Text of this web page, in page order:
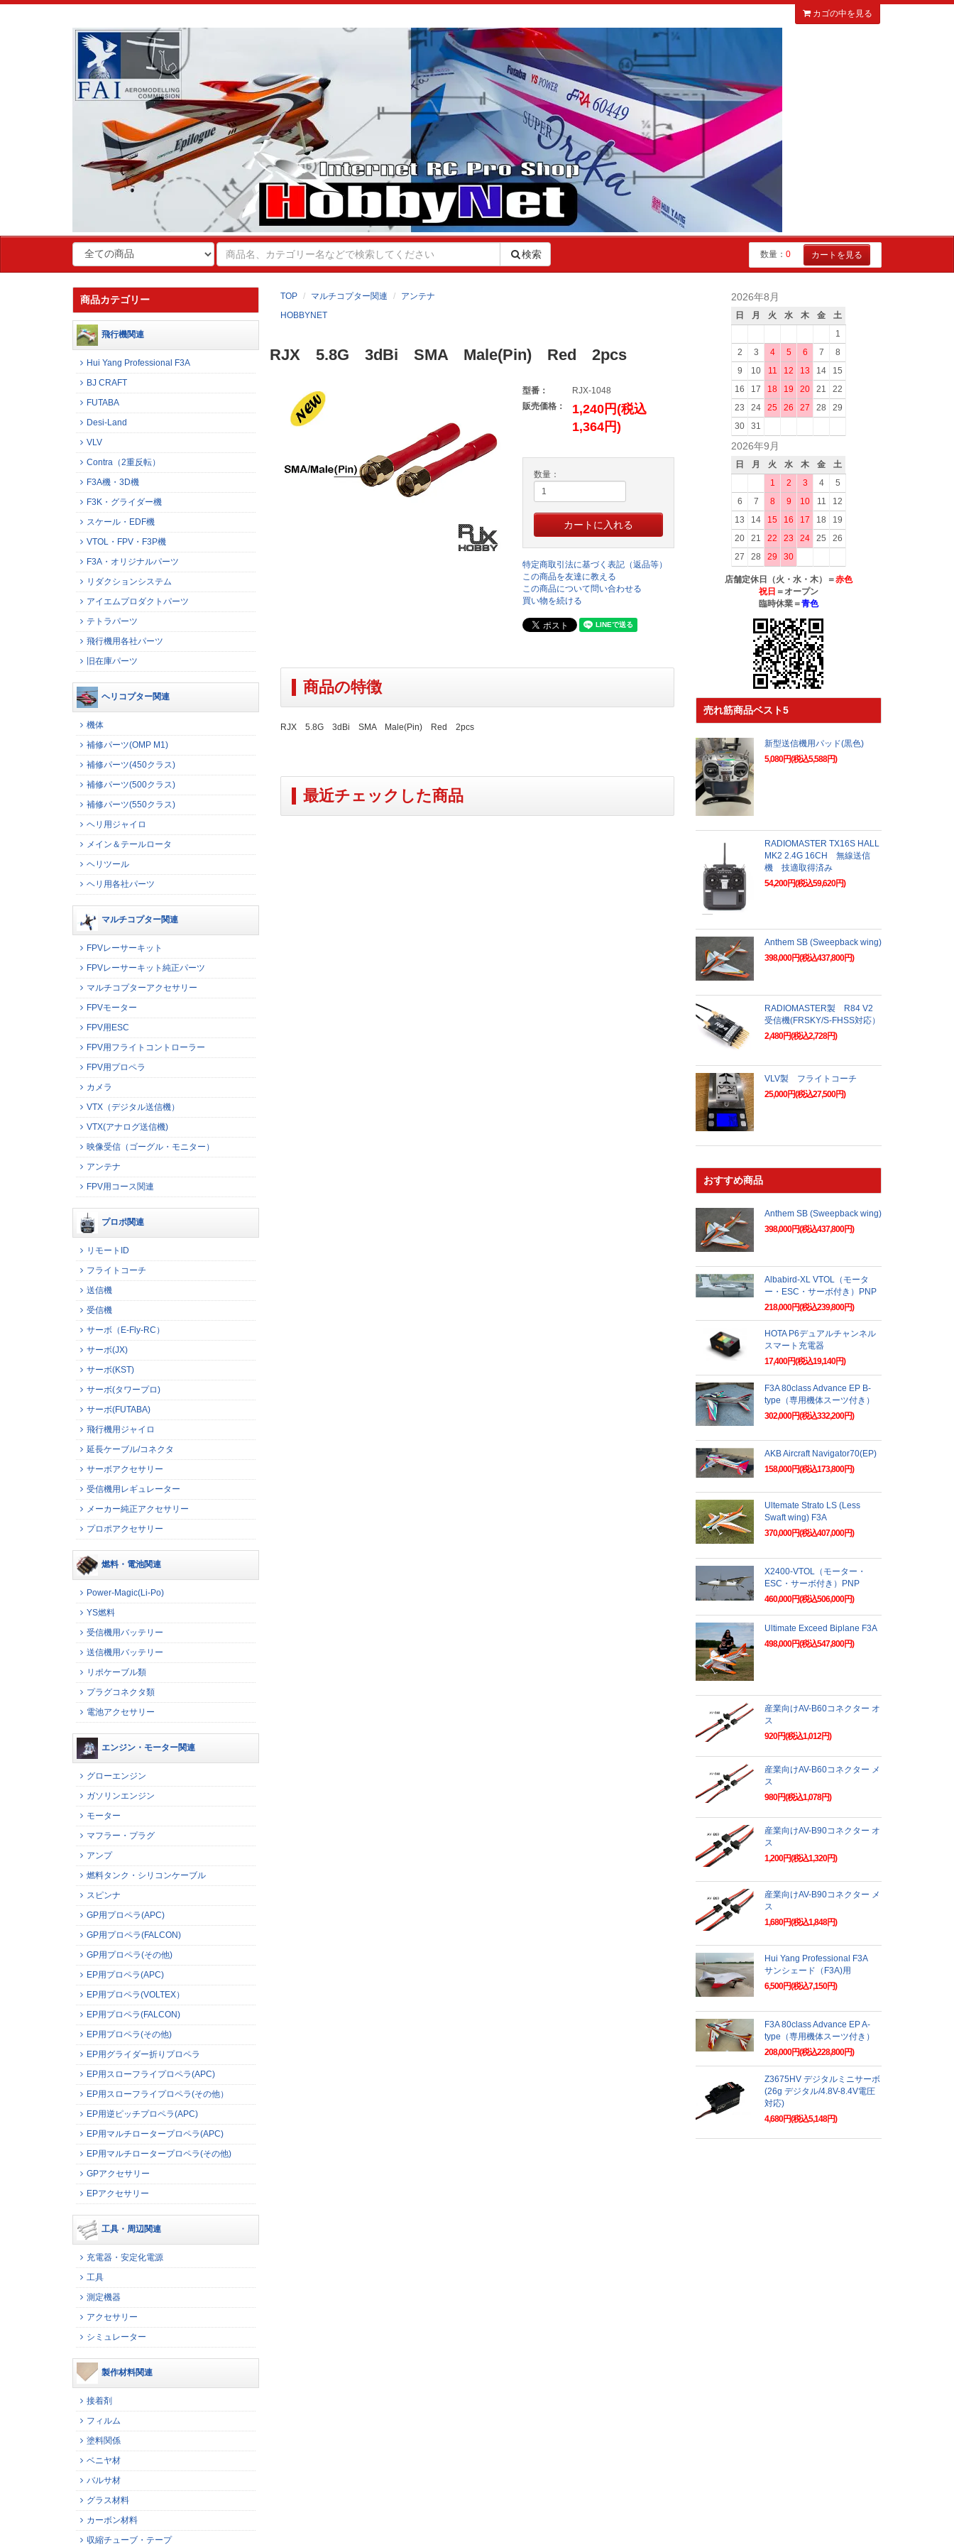
カゴの中を見る
検索 数量： 0 カートを見る
TOP マルチコプター関連
アンテナ
HOBBYNET
RJX 5.8G 3dBi SMA Male(Pin) Red 2pcs
型番：
RJX-1048
販売価格：
1,240円(税込
1,364円)
数量：
特定商取引法に基づく表記（返品等）
この商品を友達に教える
この商品について問い合わせる
買い物を続ける
商品の特徴
RJX 5.8G 3dBi SMA Male(Pin) Red 2pcs
最近チェックした商品
商品カテゴリー
飛行機関連
Hui Yang Professional F3A
BJ CRAFT
FUTABA
Desi-Land
VLV
Contra（2重反転）
F3A機・3D機
F3K・グライダー機
スケール・EDF機
VTOL・FPV・F3P機
F3A・オリジナルパーツ
リダクションシステム
アイエムプロダクトパーツ
テトラパーツ
飛行機用各社パーツ
旧在庫パーツ
ヘリコプター関連
機体
補修パーツ(OMP M1)
補修パーツ(450クラス)
補修パーツ(500クラス)
補修パーツ(550クラス)
ヘリ用ジャイロ
メイン＆テールロータ
ヘリツール
ヘリ用各社パーツ
マルチコプター関連
FPVレーサーキット
FPVレーサーキット純正パーツ
マルチコプターアクセサリー
FPVモーター
FPV用ESC
FPV用フライトコントローラー
FPV用プロペラ
カメラ
VTX（デジタル送信機）
VTX(アナログ送信機)
映像受信（ゴーグル・モニター）
アンテナ
FPV用コース関連
プロポ関連
リモートID
フライトコーチ
送信機
受信機
サーボ（E-Fly-RC）
サーボ(JX)
サーボ(KST)
サーボ(タワープロ)
サーボ(FUTABA)
飛行機用ジャイロ
延長ケーブル/コネクタ
サーボアクセサリー
受信機用レギュレーター
メーカー純正アクセサリー
プロポアクセサリー
燃料・電池関連
Power-Magic(Li-Po)
YS燃料
受信機用バッテリー
送信機用バッテリー
リポケーブル類
プラグコネクタ類
電池アクセサリー
エンジン・モーター関連
グローエンジン
ガソリンエンジン
モーター
マフラー・プラグ
アンプ
燃料タンク・シリコンケーブル
スピンナ
GP用プロペラ(APC)
GP用プロペラ(FALCON)
GP用プロペラ(その他)
EP用プロペラ(APC)
EP用プロペラ(VOLTEX）
EP用プロペラ(FALCON)
EP用プロペラ(その他)
EP用グライダー折りプロペラ
EP用スローフライプロペラ(APC)
EP用スローフライプロペラ(その他）
EP用逆ピッチプロペラ(APC)
EP用マルチロータープロペラ(APC)
EP用マルチロータープロペラ(その他)
GPアクセサリー
EPアクセサリー
工具・周辺関連
充電器・安定化電源
工具
測定機器
アクセサリー
シミュレーター
製作材料関連
接着剤
フィルム
塗料関係
ベニヤ材
バルサ材
グラス材料
カーボン材料
収縮チューブ・テープ
2026年8月
日 月 火 水 木 金
土
1
2
3 4 5 6 7
8
9
10 11 12 13 14
15
16
17 18 19 20 21
22
23
24 25 26 27 28
29
30
31
2026年9月
日 月 火 水 木 金
土
1
2 3 4
5
6
7 8 9 10 11
12
13
14 15 16 17 18
19
20
21 22 23 24 25
26
27
28 29 30
店舗定休日（火・水・木）＝赤色
祝日 ＝オープン
臨時休業＝青色
売れ筋商品ベスト5
新型送信機用パッド(黒色)
5,080円(税込5,588円)
RADIOMASTER TX16S HALL
MK2 2.4G 16CH 無線送信
機 技適取得済み
54,200円(税込59,620円)
Anthem SB (Sweepback wing)
398,000円(税込437,800円)
RADIOMASTER製 R84 V2
受信機(FRSKY/S-FHSS対応）
2,480円(税込2,728円)
VLV製 フライトコーチ
25,000円(税込27,500円)
おすすめ商品
Anthem SB (Sweepback wing)
398,000円(税込437,800円)
Albabird-XL VTOL（モータ
ー・ESC・サーボ付き）PNP
218,000円(税込239,800円)
HOTA P6デュアルチャンネル
スマート充電器
17,400円(税込19,140円)
F3A 80class Advance EP B-
type（専用機体スーツ付き）
302,000円(税込332,200円)
AKB Aircraft Navigator70(EP)
158,000円(税込173,800円)
Ultemate Strato LS (Less
Swaft wing) F3A
370,000円(税込407,000円)
X2400-VTOL（モーター・
ESC・サーボ付き）PNP
460,000円(税込506,000円)
Ultimate Exceed Biplane F3A
498,000円(税込547,800円)
産業向けAV-B60コネクター オ
ス
920円(税込1,012円)
産業向けAV-B60コネクター メ
ス
980円(税込1,078円)
産業向けAV-B90コネクター オ
ス
1,200円(税込1,320円)
産業向けAV-B90コネクター メ
ス
1,680円(税込1,848円)
Hui Yang Professional F3A
サンシェード（F3A)用
6,500円(税込7,150円)
F3A 80class Advance EP A-
type（専用機体スーツ付き）
208,000円(税込228,800円)
Z3675HV デジタルミニサーボ
(26g デジタル/4.8V-8.4V電圧
対応)
4,680円(税込5,148円)